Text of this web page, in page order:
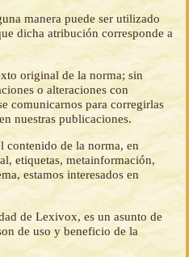
manera puede ser utilizado
dicha atribución corresponde a
original de la norma; sin
o alteraciones con
comunicarnos para corregirlas
nuestras publicaciones.
contenido de la norma, en
etiquetas, metainformación,
estamos interesados en
de Lexivox, es un asunto de
de uso y beneficio de la